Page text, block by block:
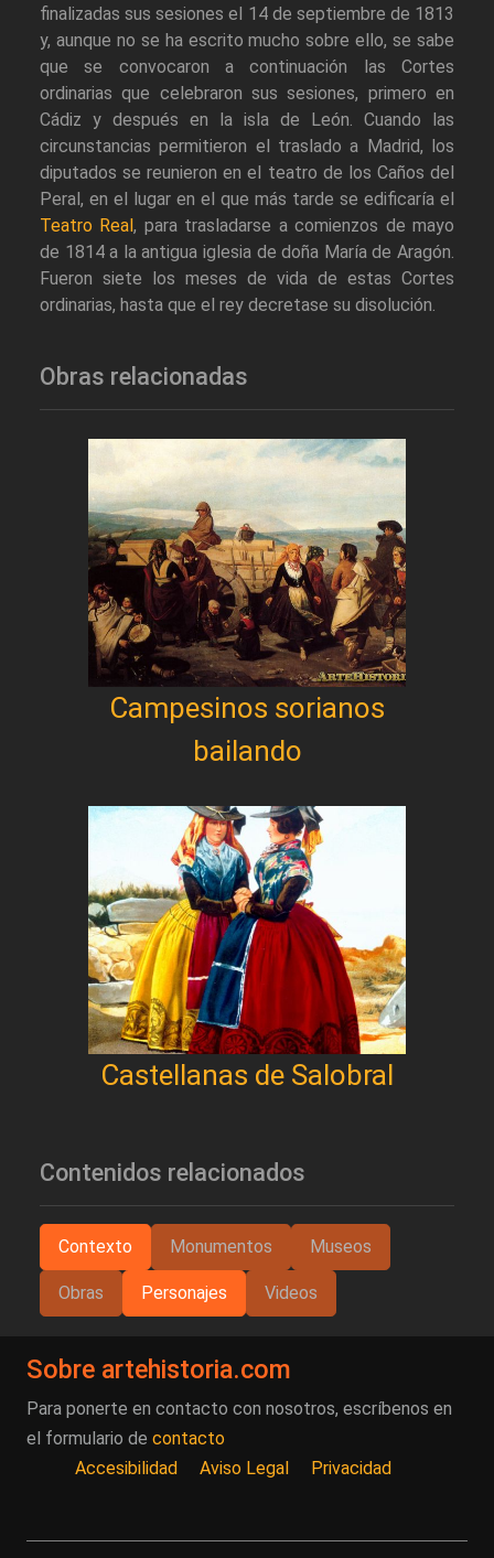
finalizadas sus sesiones el 14 de septiembre de 1813
y, aunque no se ha escrito mucho sobre ello, se sabe
que se convocaron a continuación las Cortes
ordinarias que celebraron sus sesiones, primero en
Cádiz y después en la isla de León. Cuando las
circunstancias permitieron el traslado a Madrid, los
diputados se reunieron en el teatro de los Caños del
Peral, en el lugar en el que más tarde se edificaría el
Teatro Real, para trasladarse a comienzos de mayo
de 1814 a la antigua iglesia de doña María de Aragón.
Fueron siete los meses de vida de estas Cortes
ordinarias, hasta que el rey decretase su disolución.
Obras relacionadas
Campesinos sorianos
bailando
Castellanas de Salobral
Contenidos relacionados
Contexto Monumentos Museos
Obras Personajes Videos
Sobre artehistoria.com
Para ponerte en contacto con nosotros, escríbenos en
el formulario de contacto
Accesibilidad
Aviso Legal Privacidad